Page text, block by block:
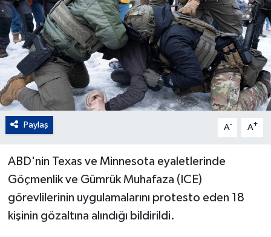
Paylaş A- A+
ABD'nin Texas ve Minnesota eyaletlerinde
Göçmenlik ve Gümrük Muhafaza (ICE)
görevlilerinin uygulamalarını protesto eden 18
kişinin gözaltına alındığı bildirildi.